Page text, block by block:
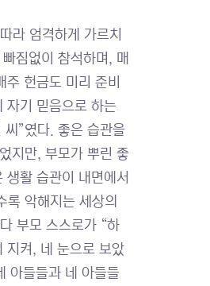
라 엄격하게 가르치
짐없이 참석하며, 매
헌금도 미리 준비
자기 믿음으로 하는
”였다. 좋은 습관을
지만, 부모가 뿌린 좋
활 습관이 내면에서
록 악해지는 세상의
부모 스스로가 “하
지켜, 네 눈으로 보았
아들들과 네 아들들